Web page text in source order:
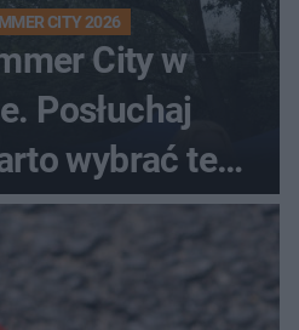
CITY 2026
City w
Posłuchaj
wybrać ten
na urlop!